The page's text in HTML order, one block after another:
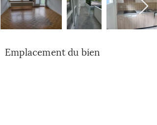
Emplacement du bien